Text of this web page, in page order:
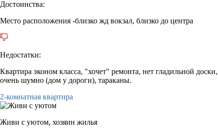
Достоинства:
Место расположения -близко жд вокзал, близко до центра
Недостатки:
Квартира эконом класса, "хочет" ремонта, нет гладильной доски,
очень шумно (дом у дороги), тараканы.
2-комнатная квартира
Живи с уютом, хозяин жилья